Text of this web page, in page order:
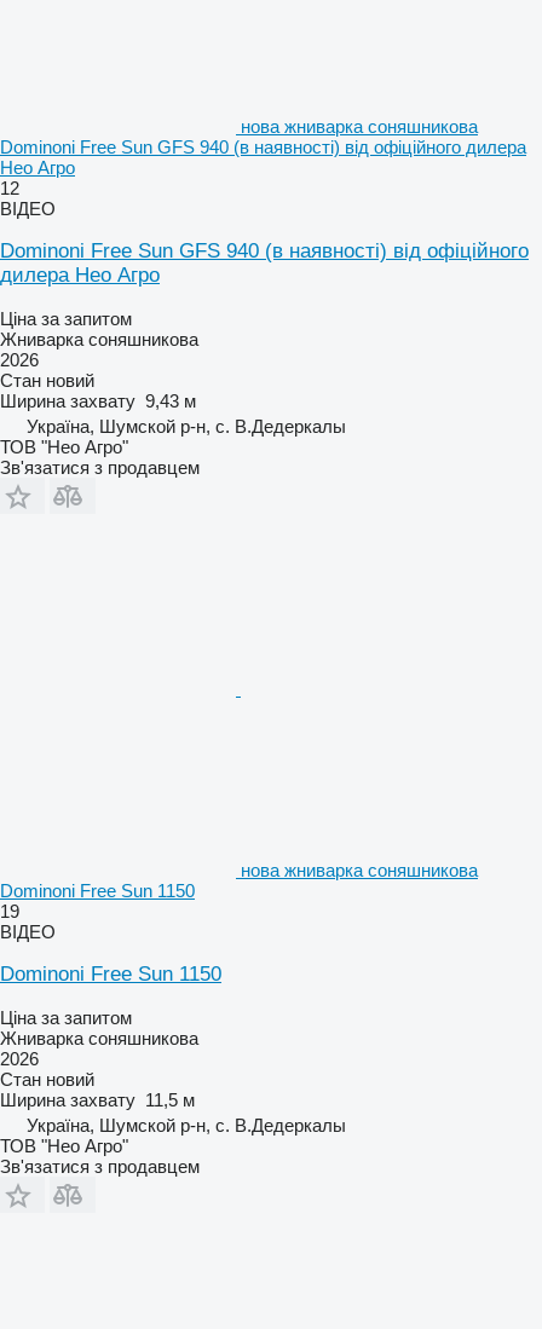
нова жниварка соняшникова
Dominoni Free Sun GFS 940 (в наявності) від офіційного дилера
Нео Агро
12
ВІДЕО
Dominoni Free Sun GFS 940 (в наявності) від офіційного
дилера Нео Агро
Ціна за запитом
Жниварка соняшникова
2026
Стан новий
Ширина захвату 9,43 м
Україна, Шумской р-н, с. В.Дедеркалы
ТОВ "Нео Агро"
Зв'язатися з продавцем
нова жниварка соняшникова
Dominoni Free Sun 1150
19
ВІДЕО
Dominoni Free Sun 1150
Ціна за запитом
Жниварка соняшникова
2026
Стан новий
Ширина захвату 11,5 м
Україна, Шумской р-н, с. В.Дедеркалы
ТОВ "Нео Агро"
Зв'язатися з продавцем